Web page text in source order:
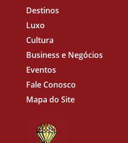
Destinos
Luxo
Cultura
Business e Negócios
Eventos
Fale Conosco
Mapa do Site